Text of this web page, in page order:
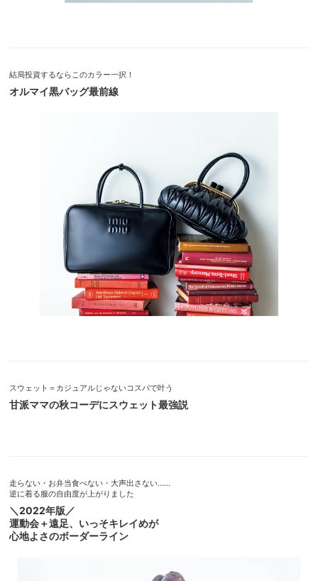
結局投資するならこのカラー一択！
オルマイ黒バッグ最前線
スウェット＝カジュアルじゃないコスパで叶う
甘派ママの秋コーデにスウェット最強説
走らない・お弁当食べない・大声出さない……
逆に着る服の自由度が上がりました
＼2022年版／
運動会＋遠足、いっそキレイめが
心地よさのボーダーライン